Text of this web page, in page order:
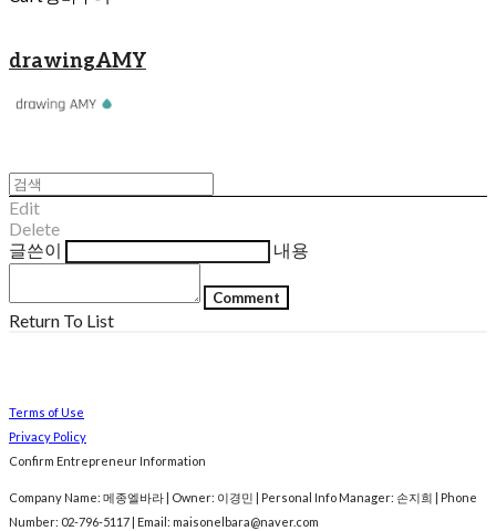
drawingAMY
Edit
Delete
글쓴이
내용
Comment
Return To List
Terms of Use
Privacy Policy
Confirm Entrepreneur Information
Company Name: 메종엘바라 | Owner: 이경민 | Personal Info Manager: 손지희 | Phone
Number: 02-796-5117 | Email: maisonelbara@naver.com